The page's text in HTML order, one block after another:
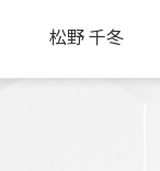
松野 千冬